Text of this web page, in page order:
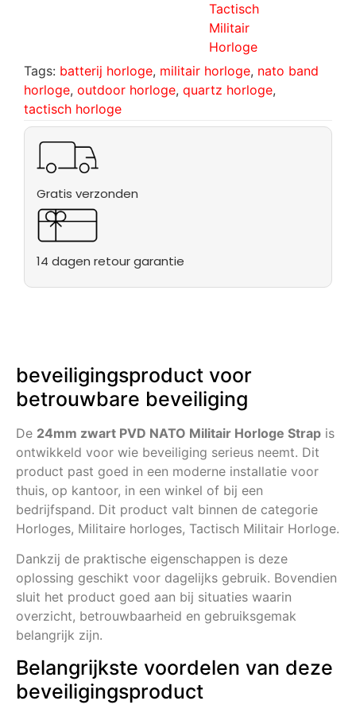
Tactisch
Militair
Horloge
Tags: batterij horloge, militair horloge, nato band
horloge, outdoor horloge, quartz horloge,
tactisch horloge
Gratis verzonden
14 dagen retour garantie
beveiligingsproduct voor
betrouwbare beveiliging
De 24mm zwart PVD NATO Militair Horloge Strap is
ontwikkeld voor wie beveiliging serieus neemt. Dit
product past goed in een moderne installatie voor
thuis, op kantoor, in een winkel of bij een
bedrijfspand. Dit product valt binnen de categorie
Horloges, Militaire horloges, Tactisch Militair Horloge.
Dankzij de praktische eigenschappen is deze
oplossing geschikt voor dagelijks gebruik. Bovendien
sluit het product goed aan bij situaties waarin
overzicht, betrouwbaarheid en gebruiksgemak
belangrijk zijn.
Belangrijkste voordelen van deze
beveiligingsproduct